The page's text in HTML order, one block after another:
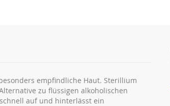
empfindliche Haut. Sterillium
zu flüssigen alkoholischen
auf und hinterlässt ein